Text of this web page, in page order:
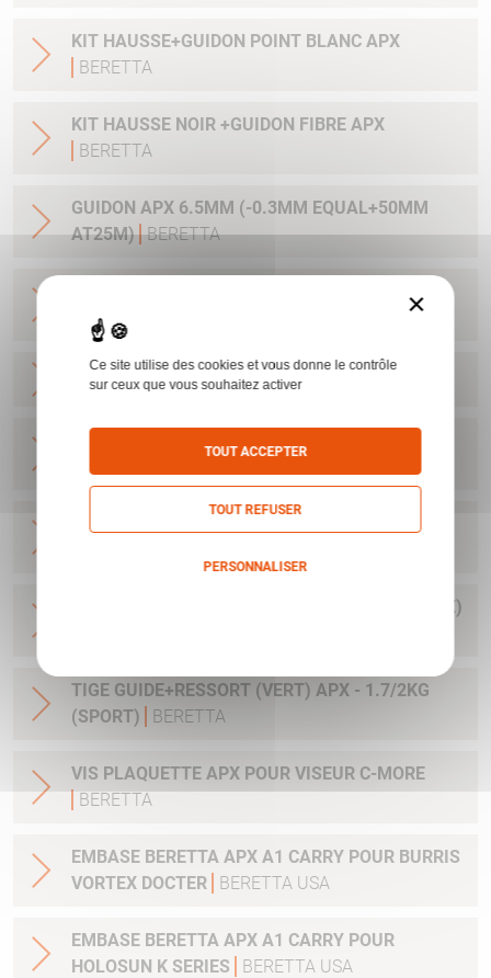
KIT HAUSSE+GUIDON POINT BLANC APX
BERETTA
KIT HAUSSE NOIR +GUIDON FIBRE APX
BERETTA
GUIDON APX 6.5MM (-0.3MM EQUAL+50MM
AT25M) BERETTA
AT25M)
KIT SURETE AMBIDEXTRE APX
MPS STEINER
GUIDON APX RED DOT (ARME AVEC SILENCIEUX)
TIGE GUIDE+RESSORT (VERT) APX - 1.7/2KG
(SPORT)
BERETTA
VIS PLAQUETTE APX POUR VISEUR C-MORE
BERETTA
EMBASE BERETTA APX A1 CARRY POUR BURRIS
VORTEX DOCTER
BERETTA USA
EMBASE BERETTA APX A1 CARRY POUR
HOLOSUN K SERIES
BERETTA USA
×
Ce site utilise des cookies et vous donne le contrôle
sur ceux que vous souhaitez activer
TOUT ACCEPTER
TOUT REFUSER
PERSONNALISER